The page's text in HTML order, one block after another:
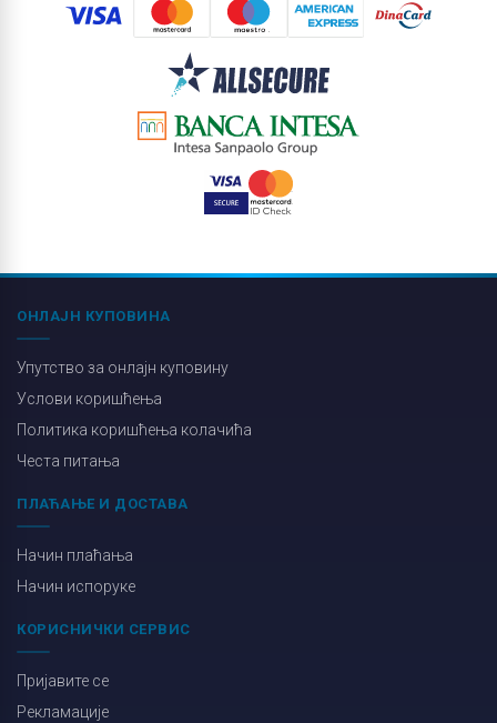
ОНЛАЈН КУПОВИНА
Упутство за онлајн куповину
Услови коришћења
Политика коришћења колачића
Честа питања
ПЛАЋАЊЕ И ДОСТАВА
Начин плаћања
Начин испоруке
КОРИСНИЧКИ СЕРВИС
Пријавите се
Рекламације